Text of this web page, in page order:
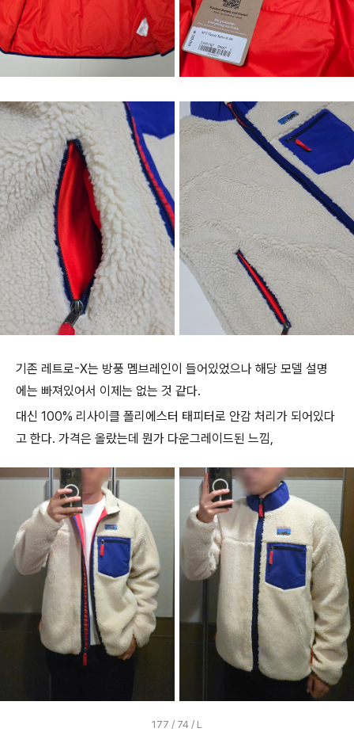
기존 레트로-X는 방풍 멤브레인이 들어있었으나 해당 모델 설명
에는 빠져있어서 이제는 없는 것 같다.
대신 100% 리사이클 폴리에스터 태피터로 안감 처리가 되어있다
고 한다. 가격은 올랐는데 뭔가 다운그레이드된 느낌,
177 / 74 / L